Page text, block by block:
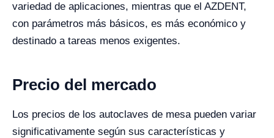
variedad de aplicaciones, mientras que el AZDENT,
con parámetros más básicos, es más económico y
destinado a tareas menos exigentes.
Precio del mercado
Los precios de los autoclaves de mesa pueden variar
significativamente según sus características y